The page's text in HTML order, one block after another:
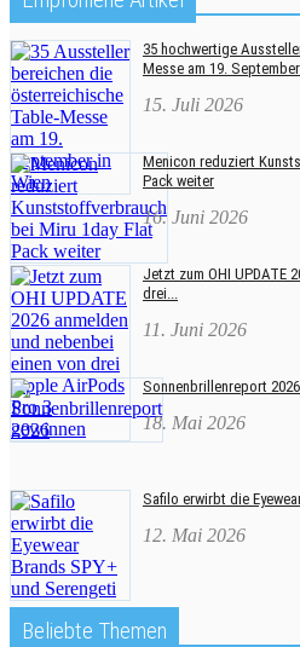
35 hochwertige
Messe am 19. September
15. Juli 2026
Menicon reduziert
Pack weiter
16. Juni 2026
Jetzt zum OHI UPDATE
drei...
11. Juni 2026
Sonnenbrillenreport 2026
18. Mai 2026
Safilo erwirbt die
12. Mai 2026
Beliebte Themen